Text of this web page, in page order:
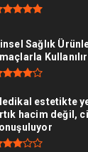
Sağlık
estetikte
hacim değil,